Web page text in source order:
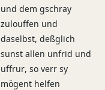
und dem gschray
zulouffen und
daselbst, deßglich
sunst allen unfrid und
uffrur, so verr sy
mögent helfen